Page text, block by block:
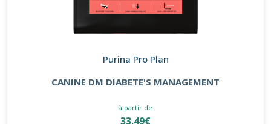
Purina Pro Plan
CANINE DM DIABETE'S MANAGEMENT
à partir de
33.49€